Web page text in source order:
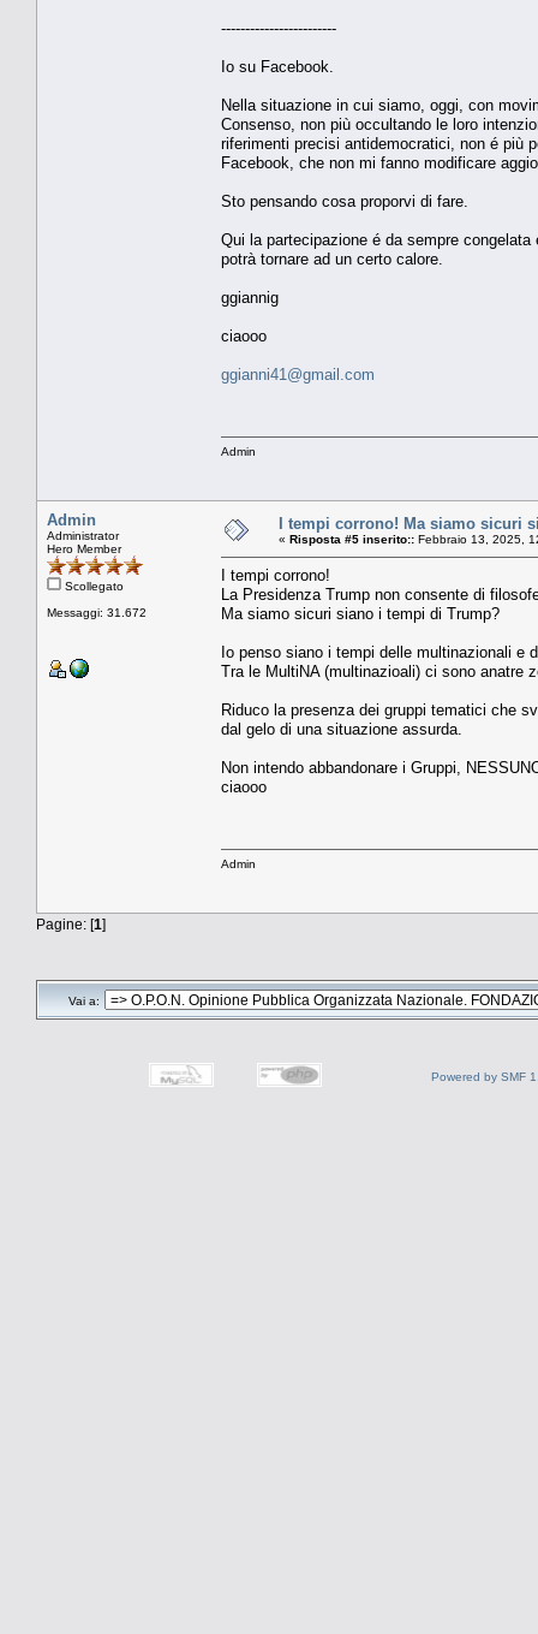
------------------------
Io su Facebook.
Nella situazione in cui siamo, oggi, con
Consenso, non più occultando le loro
riferimenti precisi antidemocratici, non é più
Facebook, che non mi fanno modificare
Sto pensando cosa proporvi di fare.
Qui la partecipazione é da sempre
potrà tornare ad un certo calore.
ggiannig
ciaooo
ggianni41@gmail.com
Admin
Admin
Administrator
Hero Member
Scollegato
Messaggi: 31.672
I tempi corrono! Ma siamo sicuri
« Risposta #5 inserito:: Febbraio 13, 2025,
I tempi corrono!
La Presidenza Trump non consente di
Ma siamo sicuri siano i tempi di Trump?
Io penso siano i tempi delle multinazionali e
Tra le MultiNA (multinazioali) ci sono anatre
Riduco la presenza dei gruppi tematici che
dal gelo di una situazione assurda.
Non intendo abbandonare i Gruppi,
ciaooo
Admin
Pagine: [1]
Vai a:
Powered by SMF